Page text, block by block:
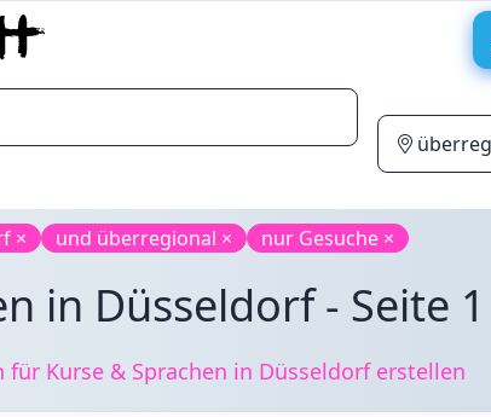
× und überregional × nur Gesuche ×
in Düsseldorf - Seite 1
Kurse & Sprachen in Düsseldorf erstellen